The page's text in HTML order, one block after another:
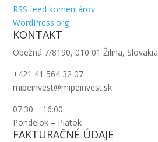
RSS feed komentárov
WordPress.org
KONTAKT
Obežná 7/8190, 010 01 Žilina, Slovakia
+421 41 564 32 07
mipeinvest@mipeinvest.sk
07:30 – 16:00
Pondelok – Piatok
FAKTURAČNÉ ÚDAJE